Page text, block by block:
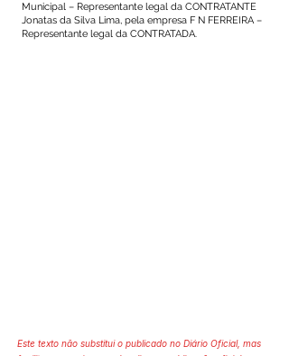
Municipal – Representante legal da CONTRATANTE
Jonatas da Silva Lima, pela empresa F N FERREIRA –
Representante legal da CONTRATADA.
Este texto não substitui o publicado no Diário Oficial, mas